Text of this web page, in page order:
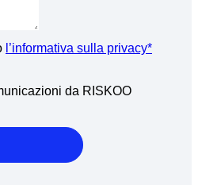
l’informativa sulla privacy*
da RISKOO